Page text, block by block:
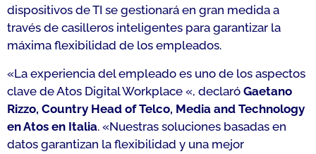
dispositivos de TI se gestionará en gran medida a
través de casilleros inteligentes para garantizar la
máxima flexibilidad de los empleados.
«La experiencia del empleado es uno de los aspectos
clave de Atos Digital Workplace «, declaró Gaetano
Rizzo, Country Head of Telco, Media and Technology
en Atos en Italia. «Nuestras soluciones basadas en
datos garantizan la flexibilidad y una mejor